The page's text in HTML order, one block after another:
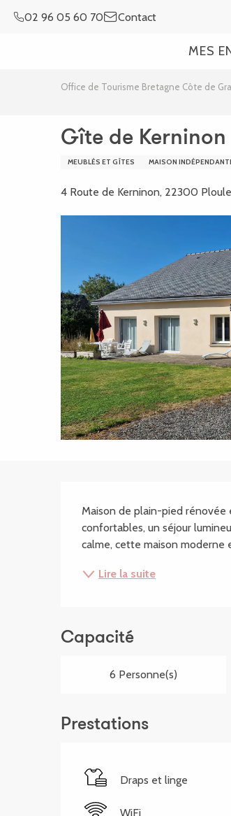
02 96 05 60 70 Contact
MES
Office de Tourisme Bretagne Côte de
Gîte de Kerninon
MEUBLÉS ET GÎTES MAISON
4 Route de Kerninon, 22300
Description
Maison de plain-pied rénovée
confortables, un séjour
calme, cette maison moderne
Lire la suite
Capacité
6 Personne(s)
Prestations
Draps et linge
WiFi